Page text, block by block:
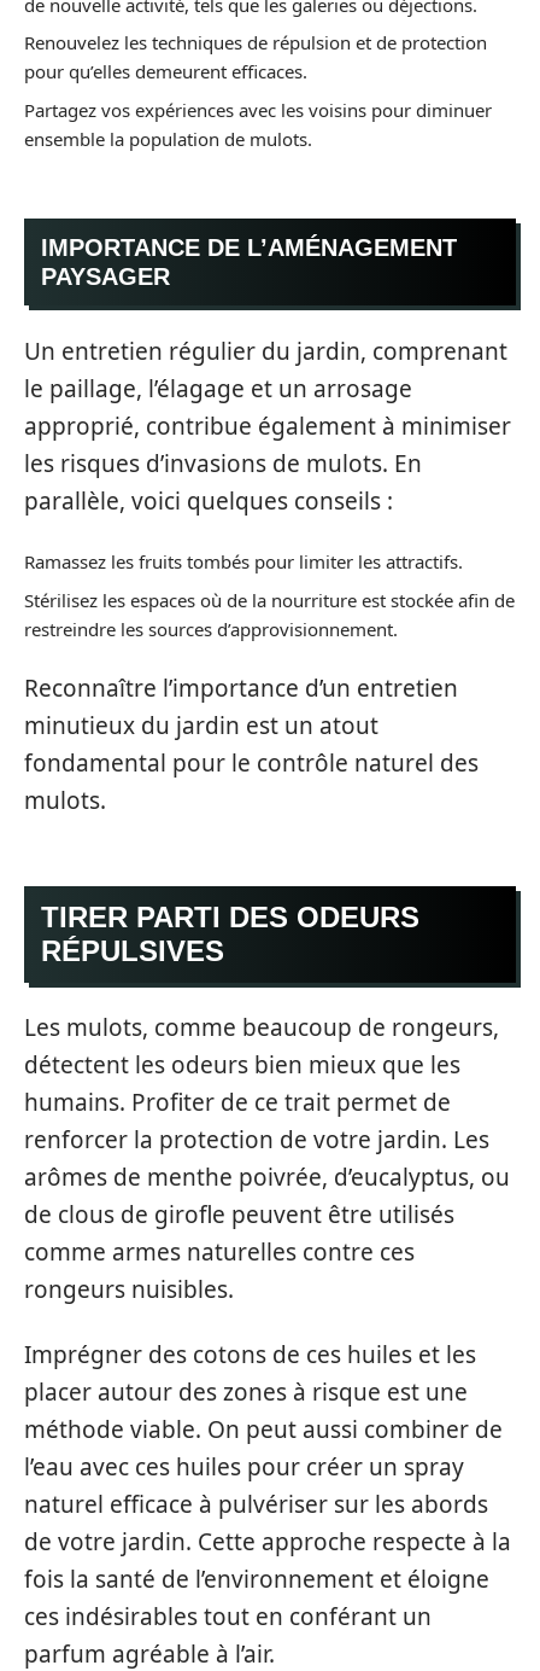
Renouvelez les techniques de répulsion et de protection
pour qu’elles demeurent efficaces.
Partagez vos expériences avec les voisins pour diminuer
ensemble la population de mulots.
IMPORTANCE DE L’AMÉNAGEMENT
PAYSAGER
Un entretien régulier du jardin, comprenant
le paillage, l’élagage et un arrosage
approprié, contribue également à minimiser
les risques d’invasions de mulots. En
parallèle, voici quelques conseils :
Ramassez les fruits tombés pour limiter les attractifs.
Stérilisez les espaces où de la nourriture est stockée afin de
restreindre les sources d’approvisionnement.
Reconnaître l’importance d’un entretien
minutieux du jardin est un atout
fondamental pour le contrôle naturel des
mulots.
TIRER PARTI DES ODEURS
RÉPULSIVES
Les mulots, comme beaucoup de rongeurs,
détectent les odeurs bien mieux que les
humains. Profiter de ce trait permet de
renforcer la protection de votre jardin. Les
arômes de menthe poivrée, d’eucalyptus, ou
de clous de girofle peuvent être utilisés
comme armes naturelles contre ces
rongeurs nuisibles.
Imprégner des cotons de ces huiles et les
placer autour des zones à risque est une
méthode viable. On peut aussi combiner de
l’eau avec ces huiles pour créer un spray
naturel efficace à pulvériser sur les abords
de votre jardin. Cette approche respecte à la
fois la santé de l’environnement et éloigne
ces indésirables tout en conférant un
parfum agréable à l’air.